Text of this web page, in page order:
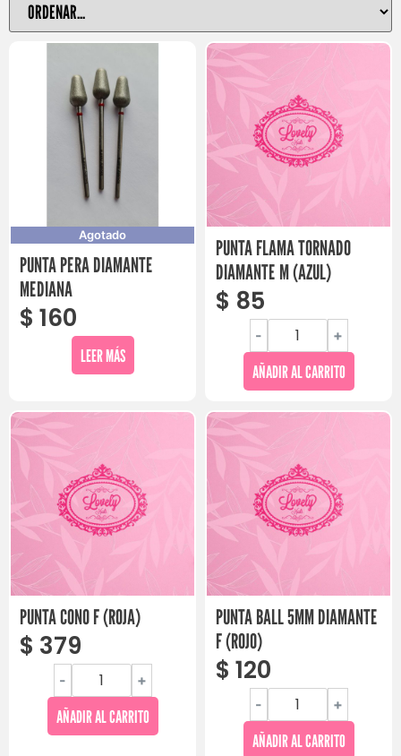
Agotado
PUNTA PERA DIAMANTE
MEDIANA
$ 160
LEER MÁS
PUNTA FLAMA TORNADO
DIAMANTE M (AZUL)
$ 85
- +
AÑADIR AL CARRITO
PUNTA CONO F (ROJA)
$ 379
- +
AÑADIR AL CARRITO
PUNTA BALL 5MM DIAMANTE
F (ROJO)
$ 120
- +
AÑADIR AL CARRITO